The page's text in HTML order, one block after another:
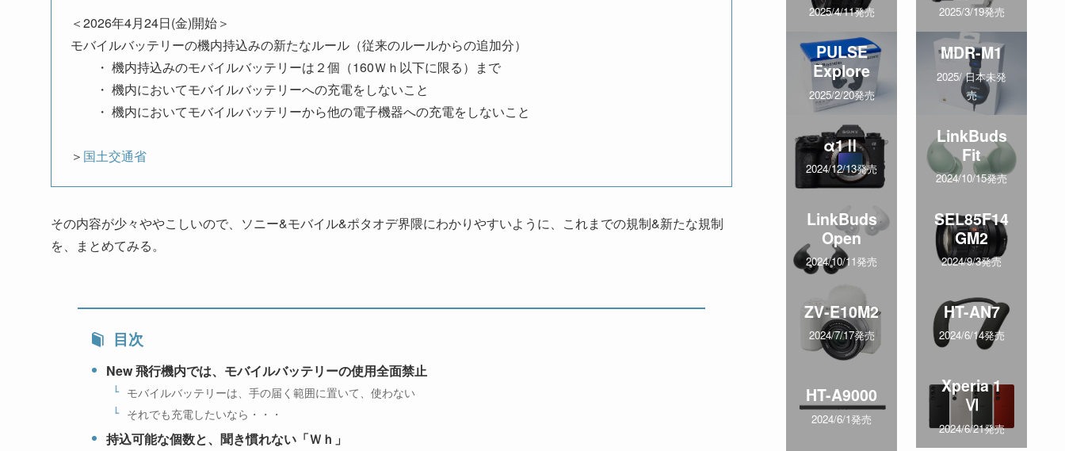
＜2026年4月24日(金)開始＞
モバイルバッテリーの機内持込みの新たなルール（従来のルールからの追加分）
・ 機内持込みのモバイルバッテリーは２個（160Ｗｈ以下に限る）まで
・ 機内においてモバイルバッテリーへの充電をしないこと
・ 機内においてモバイルバッテリーから他の電子機器への充電をしないこと
＞ 国土交通省
その内容が少々ややこしいので、ソニー&モバイル&ポタオデ界隈にわかりやすいように、これまでの規制&新たな規制
を、まとめてみる。
目次
New 飛行機内では、モバイルバッテリーの使用全面禁止
モバイルバッテリーは、手の届く範囲に置いて、使わない
それでも充電したいなら・・・
持込可能な個数と、聞き慣れない「Ｗｈ」
2025/4/11発売 2025/3/19発売
PULSE
Explore
2025/2/20発売
MDR-M1
2025/ 日本未発
売
α1Ⅱ
2024/12/13発売
LinkBuds
Fit
2024/10/15発売
LinkBuds
Open
2024/10/11発売
SEL85F14
GM2
2024/9/3発売
ZV-E10M2
2024/7/17発売
HT-AN7
2024/6/14発売
HT-A9000
2024/6/1発売
Xperia 1
Ⅵ
2024/6/21発売